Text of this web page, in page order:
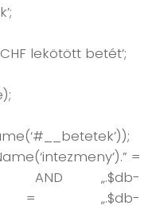
lekötött betét’;
=
AND „.$db-
= „.$db-